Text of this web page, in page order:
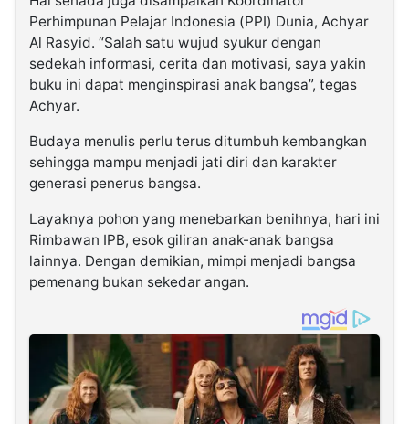
Perhimpunan Pelajar Indonesia (PPI) Dunia, Achyar
Al Rasyid. “Salah satu wujud syukur dengan
sedekah informasi, cerita dan motivasi, saya yakin
buku ini dapat menginspirasi anak bangsa”, tegas
Achyar.
Budaya menulis perlu terus ditumbuh kembangkan
sehingga mampu menjadi jati diri dan karakter
generasi penerus bangsa.
Layaknya pohon yang menebarkan benihnya, hari ini
Rimbawan IPB, esok giliran anak-anak bangsa
lainnya. Dengan demikian, mimpi menjadi bangsa
pemenang bukan sekedar angan.